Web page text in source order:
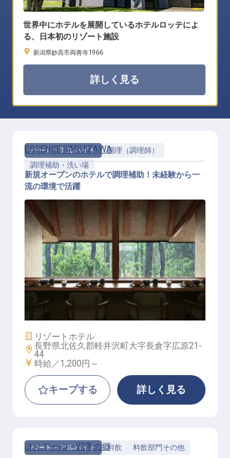
世界中にホテルを展開しているホテルロッテによ
る、日本初のリゾート施設
新潟県妙高市両善寺1966
詳しく見る
パート・アルバイト
調理（調理師）
調理補助・洗い場
調理補助（パート）｜週2日～／1日
3時間～／時給1,200円～
ESSENCE KARUIZAWA
新規オープンのホテルで調理補助！未経験から一
流の環境で活躍
施設業態
リゾートホテル
勤務地
長野県北佐久郡軽井沢町大字長倉字広原21-
44
給与
時給／1,200円～
キープする 詳しく見る
パート・アルバイト 料飲 料飲部門その他
ほりでーゆ～四季の郷